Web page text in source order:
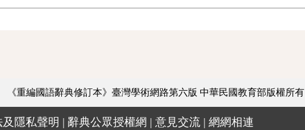
《重編國語辭典修訂本》臺灣學術網路第六版 中華民國教育部版權所有
隱私聲明 | 辭典公眾授權網 | 意見交流 | 網網相連